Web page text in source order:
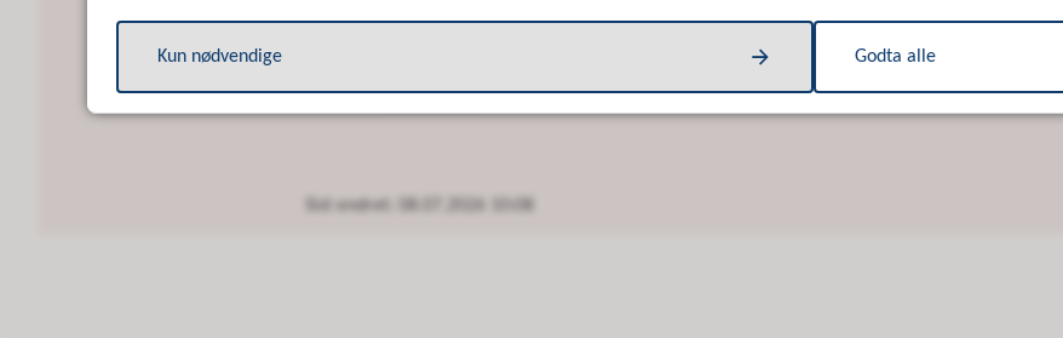
Send SMS eller ring hørselskontakt/ergoterapeut Line Todalshaug for å bestille time.
Telefon:901 60 864
Kun nødvendige Godta alle